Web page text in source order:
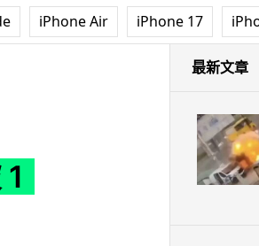
iPhone Air iPhone 17
最新文章